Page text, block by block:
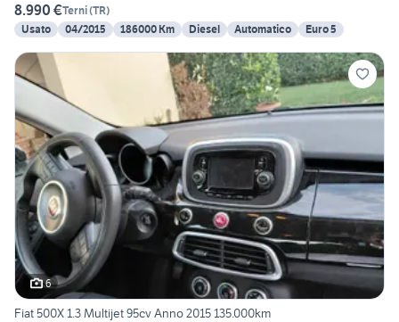
8.990 €Terni(TR)
Usato
04/2015 186000 Km Diesel Automatico Euro 5
6
Fiat 500X 1.3 Multijet 95cv Anno 2015 135.000km